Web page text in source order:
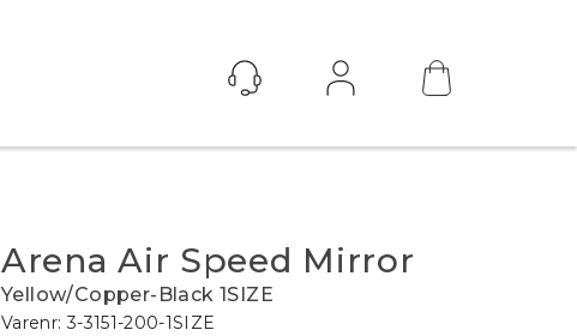
Arena Air Speed Mirror
Yellow/Copper-Black 1SIZE
Varenr:3-3151-200-1SIZE